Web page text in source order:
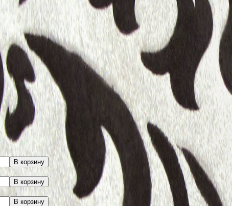
В корзину
В корзину
В корзину